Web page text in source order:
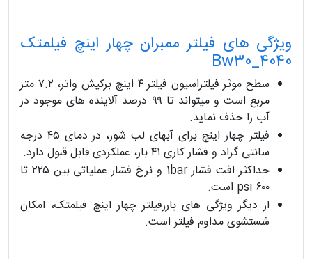
ویژگی های فیلتر ممبران چهار اینچ فیلمتک
Bw30_4040
سطح موثر فیلتراسیون فیلتر ۴ اینچ برکیش واتر، ۷.۲ متر
مربع است و میتواند تا ۹۹ درصد آلاینده های موجود در
آب را حذف نماید.
فیلتر چهار اینچ برای آبهای لب شور، در دمای ۴۵ درجه
سانتی گراد و فشار کاری ۴۱ بار، عملکردی قابل قبول دارد.
حداکثر افت فشار 1bar و نرخ فشار عملیاتی بین ۲۲۵ تا
۶۰۰ psi است.
از دیگر ویژگی های بارزفیلتر چهار اینچ فیلمتک، امکان
شستشوی مداوم فیلتر است.